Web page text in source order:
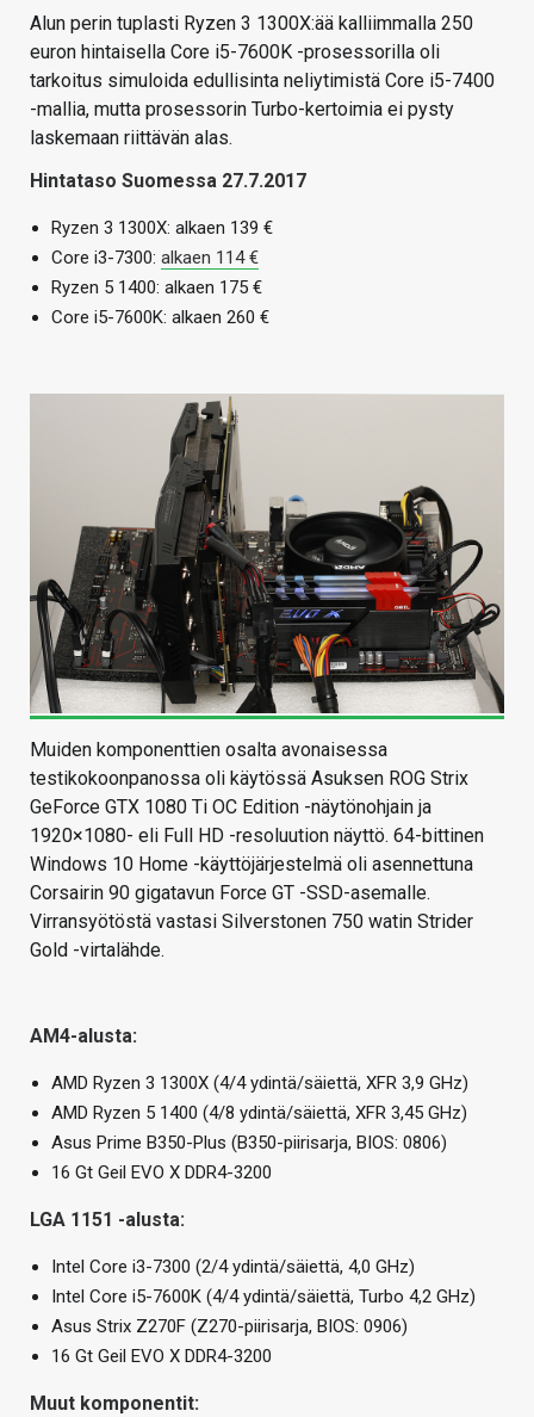
Alun perin tuplasti Ryzen 3 1300X:ää kalliimmalla 250
euron hintaisella Core i5-7600K -prosessorilla oli
tarkoitus simuloida edullisinta neliytimistä Core i5-7400
-mallia, mutta prosessorin Turbo-kertoimia ei pysty
laskemaan riittävän alas.
Hintataso Suomessa 27.7.2017
Ryzen 3 1300X: alkaen 139 €
Core i3-7300: alkaen 114 €
Ryzen 5 1400: alkaen 175 €
Core i5-7600K: alkaen 260 €
Muiden komponenttien osalta avonaisessa
testikokoonpanossa oli käytössä Asuksen ROG Strix
GeForce GTX 1080 Ti OC Edition -näytönohjain ja
1920×1080- eli Full HD -resoluution näyttö. 64-bittinen
Windows 10 Home -käyttöjärjestelmä oli asennettuna
Corsairin 90 gigatavun Force GT -SSD-asemalle.
Virransyötöstä vastasi Silverstonen 750 watin Strider
Gold -virtalähde.
AM4-alusta:
AMD Ryzen 3 1300X (4/4 ydintä/säiettä, XFR 3,9 GHz)
AMD Ryzen 5 1400 (4/8 ydintä/säiettä, XFR 3,45 GHz)
Asus Prime B350-Plus (B350-piirisarja, BIOS: 0806)
16 Gt Geil EVO X DDR4-3200
LGA 1151 -alusta:
Intel Core i3-7300 (2/4 ydintä/säiettä, 4,0 GHz)
Intel Core i5-7600K (4/4 ydintä/säiettä, Turbo 4,2 GHz)
Asus Strix Z270F (Z270-piirisarja, BIOS: 0906)
16 Gt Geil EVO X DDR4-3200
Muut komponentit: